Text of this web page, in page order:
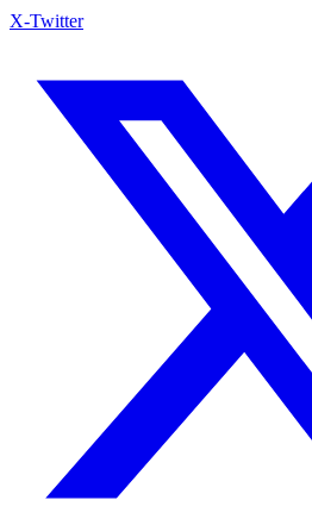
X-Twitter